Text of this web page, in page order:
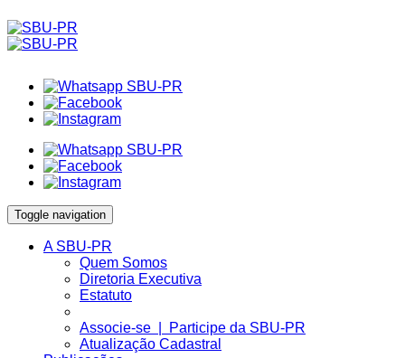
Toggle navigation
A SBU-PR
Quem Somos
Diretoria Executiva
Estatuto
Associe-se | Participe da SBU-PR
Atualização Cadastral